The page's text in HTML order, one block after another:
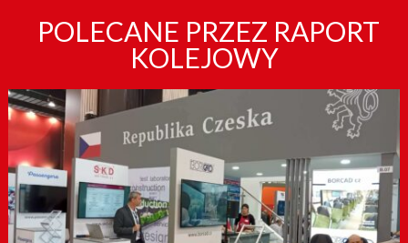
POLECANE PRZEZ RAPORT
KOLEJOWY